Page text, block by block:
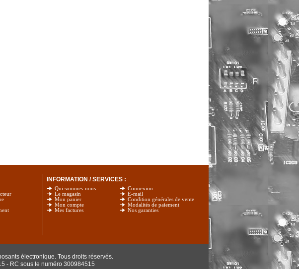
INFORMATION / SERVICES :
Qui sommes-nous
Le magasin
Mon panier
Mon compte
Mes factures
Connexion
E-mail
Condition générales de vente
Modalités de paiement
Nos garanties
électronique. Tous droits réservés.
- RC sous le numéro 300984515